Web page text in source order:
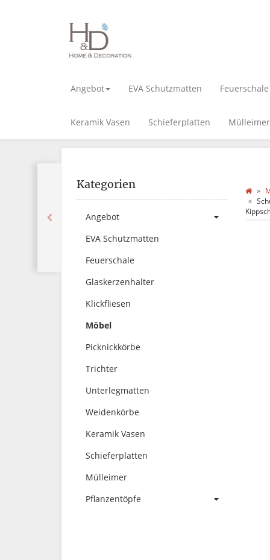
Angebot EVA Schutzmatten Feuerschale
Keramik Vasen Schieferplatten Mülleimer
Kategorien
Angebot
EVA Schutzmatten
Feuerschale
Glaskerzenhalter
Klickfliesen
Möbel
Picknickkörbe
Trichter
Unterlegmatten
Weidenkörbe
Keramik Vasen
Schieferplatten
Mülleimer
Pflanzentöpfe